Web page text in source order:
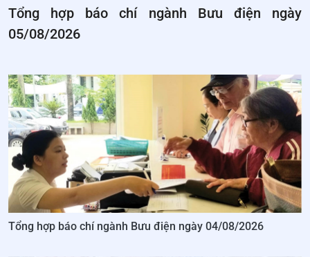
Tổng hợp báo chí ngành Bưu điện ngày
05/08/2026
Tổng hợp báo chí ngành Bưu điện ngày 04/08/2026